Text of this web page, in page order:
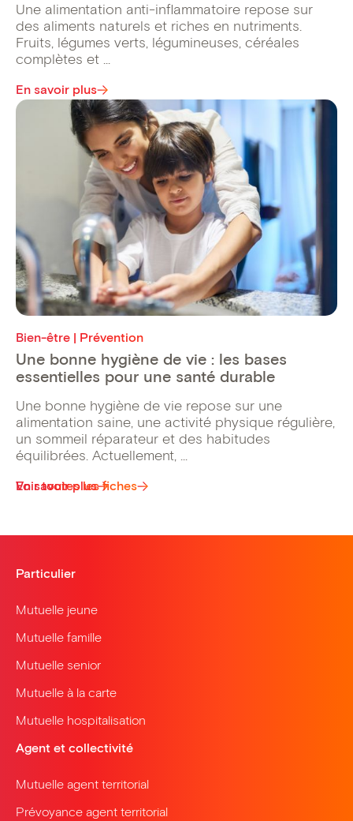
Voir toutes les fiches
Une alimentation anti-inflammatoire repose sur
des aliments naturels et riches en nutriments.
Fruits, légumes verts, légumineuses, céréales
complètes et ...
En savoir plus
Bien-être | Prévention
Une bonne hygiène de vie : les bases
essentielles pour une santé durable
Une bonne hygiène de vie repose sur une
alimentation saine, une activité physique régulière,
un sommeil réparateur et des habitudes
équilibrées. Actuellement, ...
En savoir plus
Particulier
Mutuelle jeune
Mutuelle famille
Mutuelle senior
Mutuelle à la carte
Mutuelle hospitalisation
Agent et collectivité
Mutuelle agent territorial
Prévoyance agent territorial